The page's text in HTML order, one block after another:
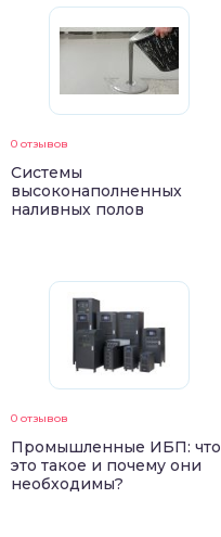
0 отзывов
Системы
высоконаполненных
наливных полов
0 отзывов
Промышленные ИБП: что
это такое и почему они
необходимы?